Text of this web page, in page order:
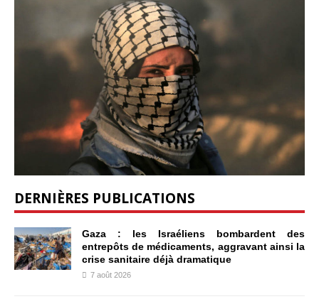
DERNIÈRES PUBLICATIONS
Gaza : les Israéliens bombardent des
entrepôts de médicaments, aggravant ainsi la
crise sanitaire déjà dramatique
7 août 2026